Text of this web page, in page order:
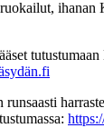
ihanan
runsaasti